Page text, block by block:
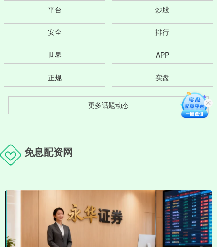
平台 炒股
安全 排行
世界 APP
正规 实盘
更多话题动态
免息配资网